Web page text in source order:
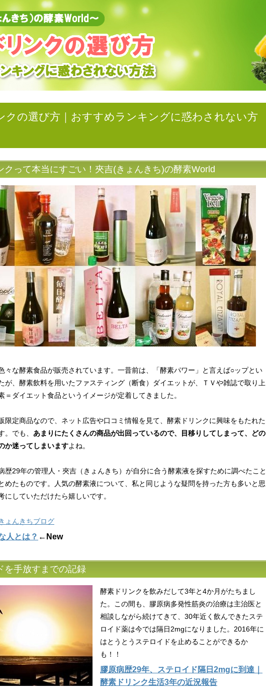
クの選び方｜おすすめランキングに惑わされない方
クって本当にすごい！夾吉(きょんきち)の酵素World
々な酵素食品が販売されています。一昔前は、「酵素パワー」と言えば○ップとい
が、酵素飲料を用いたファスティング（断食）ダイエットが、ＴＶや雑誌で取り上
＝ダイエット食品というイメージが定着してきました。
限定商品なので、ネット広告や口コミ情報を見て、酵素ドリンクに興味をもたれた
。でも、 あまりにたくさんの商品が出回っているので、目移りしてしまって、どの
か迷ってしまいますよね。
歴29年の管理人・夾吉（きょんきち）が自分に合う酵素液を探すために調べたこと
めたものです。人気の酵素液について、私と同じような疑問を持った方も多いと思
にしていただけたら嬉しいです。
ょんきちブログ
人とは？ ←New
を手放すまでの記録
酵素ドリンクを飲みだして3年と4か月がたちまし
た。この間も、膠原病多発性筋炎の治療は主治医と
相談しながら続けてきて、30年近く飲んできたステ
ロイド薬は今では隔日2mgになりました。2016年に
はとうとうステロイドを止めることができるか
も！！
膠原病歴29年、ステロイド隔日2mgに到達｜
酵素ドリンク生活3年の近況報告